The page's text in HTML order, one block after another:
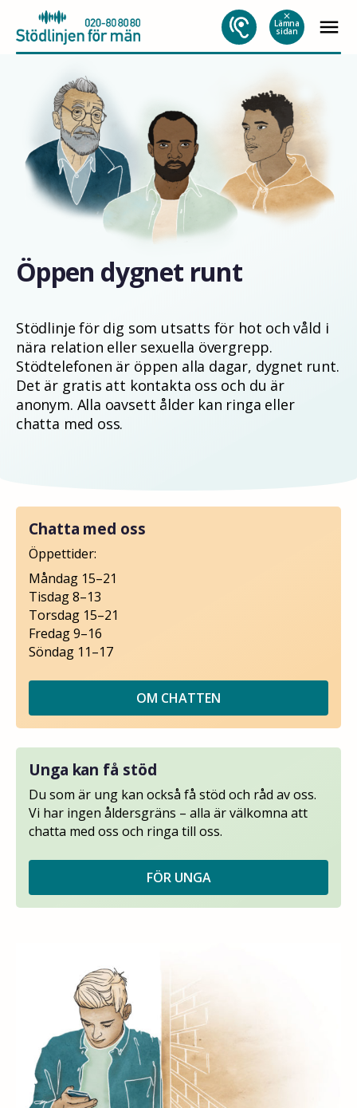
innehåll
close
Lämna
sidan menu
Öppen dygnet runt
Stödlinje för dig som utsatts för hot och våld i
nära relation eller sexuella övergrepp.
Stödtelefonen är öppen alla dagar, dygnet runt.
Det är gratis att kontakta oss och du är
anonym. Alla oavsett ålder kan ringa eller
chatta med oss.
Chatta med oss
Öppettider:
Måndag 15–21
Tisdag 8–13
Torsdag 15–21
Fredag 9–16
Söndag 11–17
OM CHATTEN
Unga kan få stöd
Du som är ung kan också få stöd och råd av oss.
Vi har ingen åldersgräns – alla är välkomna att
chatta med oss och ringa till oss.
FÖR UNGA